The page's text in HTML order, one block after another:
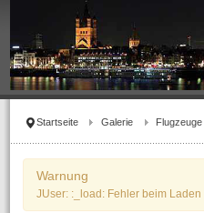
Startseite Galerie Flugzeuge
Warnung
JUser: :_load: Fehler beim